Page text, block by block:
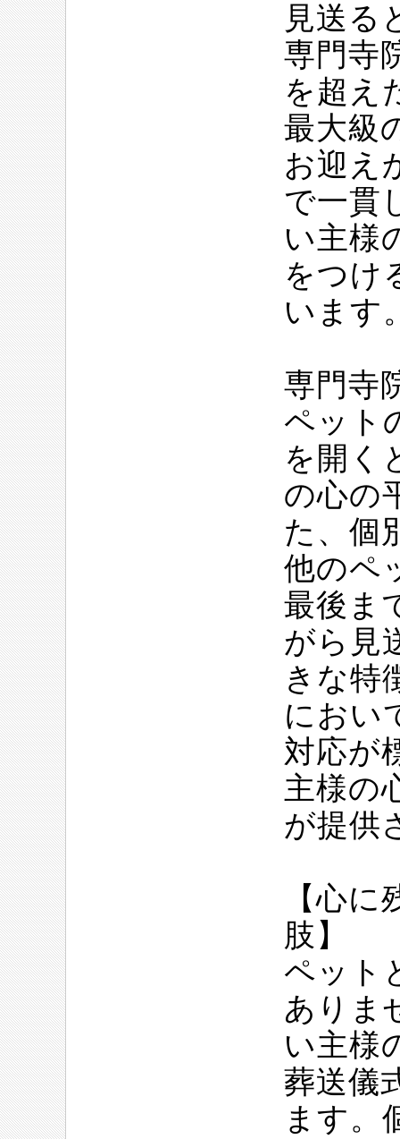
見送る
専門寺
を超え
最大級
お迎え
で一貫
い主様
をつけ
います
専門寺
ペット
を開く
の心の
た、個
他のペ
最後ま
がら見
きな特
におい
対応が
主様の
が提供
【心
肢】
ペット
ありま
い主様
葬送儀
ます。